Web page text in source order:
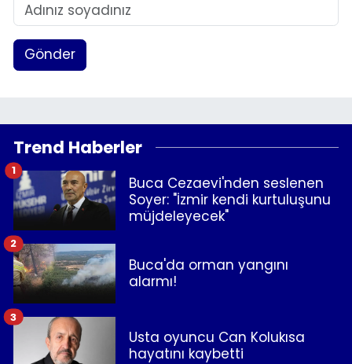
Gönder
Trend Haberler
Buca Cezaevi'nden seslenen
Soyer: "İzmir kendi kurtuluşunu
müjdeleyecek"
1
Buca'da orman yangını
alarmı!
2
Usta oyuncu Can Kolukısa
hayatını kaybetti
3